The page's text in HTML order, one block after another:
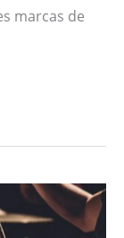
marcas de